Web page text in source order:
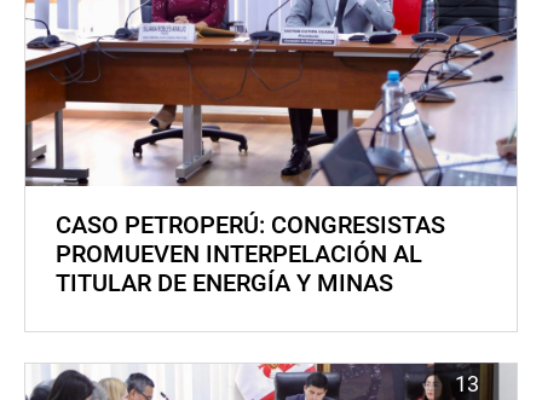
CASO PETROPERÚ: CONGRESISTAS
PROMUEVEN INTERPELACIÓN AL
TITULAR DE ENERGÍA Y MINAS
13